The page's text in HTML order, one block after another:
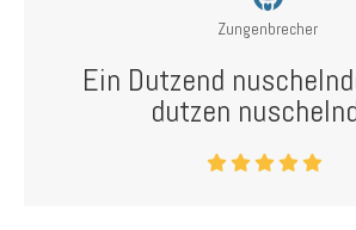
Zungenbrecher
Ein Dutzend
dutzen